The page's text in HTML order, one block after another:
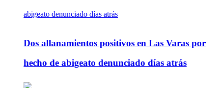
Dos allanamientos positivos en Las Varas por
hecho de abigeato denunciado días atrás